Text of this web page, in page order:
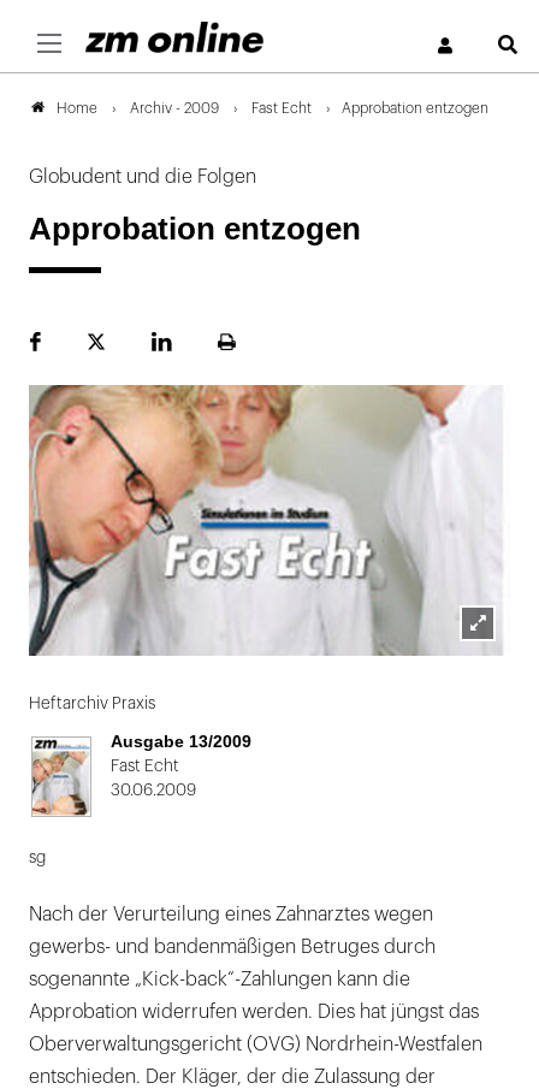
Home Archiv - 2009 Fast Echt Approbation entzogen
Globudent und die Folgen
Approbation entzogen
FacebookPlattformLinekdInSeite
Lightbox
Heftarchiv Praxis
Ausgabe 13/2009
Fast Echt
30.06.2009
sg
Nach der Verurteilung eines Zahnarztes wegen
gewerbs- und bandenmäßigen Betruges durch
sogenannte „Kick-back“-Zahlungen kann die
Approbation widerrufen werden. Dies hat jüngst das
Oberverwaltungsgericht (OVG) Nordrhein-Westfalen
entschieden. Der Kläger, der die Zulassung der